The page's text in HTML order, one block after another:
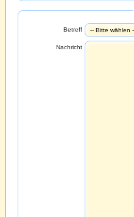
Betreff
Nachricht